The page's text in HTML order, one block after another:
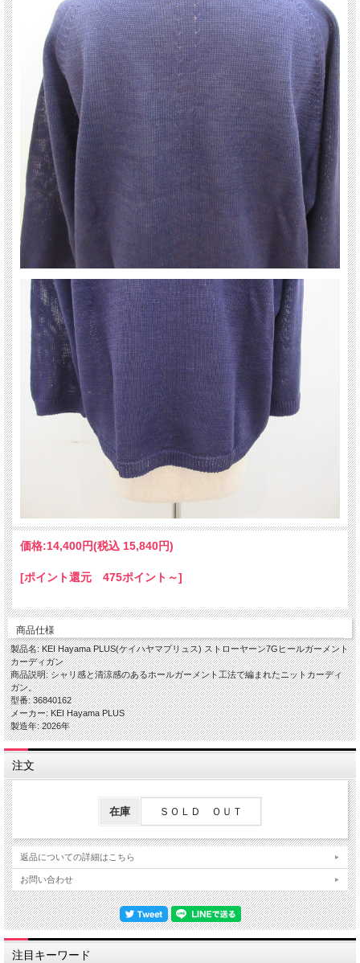
価格:14,400円(税込 15,840円)
[ポイント還元 475ポイント～]
商品仕様
製品名: KEI Hayama PLUS(ケイハヤマプリュス) ストローヤーン7Gヒールガーメント
カーディガン
商品説明: シャリ感と清涼感のあるホールガーメント工法で編まれたニットカーディ
ガン。
型番: 36840162
メーカー: KEI Hayama PLUS
製造年: 2026年
注文
在庫 ＳＯＬＤ ＯＵＴ
返品についての詳細はこちら
お問い合わせ
注目キーワード